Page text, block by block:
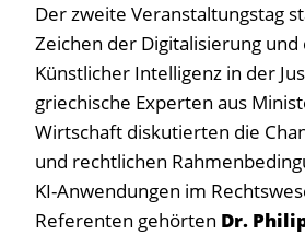
Der zweite Veranstaltungstag
Zeichen der Digitalisierung und
Künstlicher Intelligenz in der
griechische Experten aus
Wirtschaft diskutierten die
und rechtlichen
KI-Anwendungen im
Referenten gehörten Dr.